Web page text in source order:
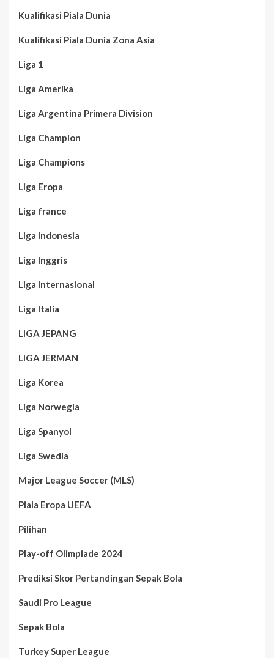
Kualifikasi Piala Dunia
Kualifikasi Piala Dunia Zona Asia
Liga 1
Liga Amerika
Liga Argentina Primera Division
Liga Champion
Liga Champions
Liga Eropa
Liga france
Liga Indonesia
Liga Inggris
Liga Internasional
Liga Italia
LIGA JEPANG
LIGA JERMAN
Liga Korea
Liga Norwegia
Liga Spanyol
Liga Swedia
Major League Soccer (MLS)
Piala Eropa UEFA
Pilihan
Play-off Olimpiade 2024
Prediksi Skor Pertandingan Sepak Bola
Saudi Pro League
Sepak Bola
Turkey Super League